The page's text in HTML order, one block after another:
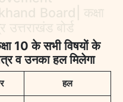
Board| कक्षा
बोर्ड
10 के सभी विषयों के
व उनका हल मिलेगा
हल